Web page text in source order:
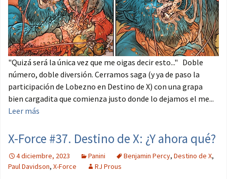
"Quizá será la única vez que me oigas decir esto..." Doble
número, doble diversión. Cerramos saga (y ya de paso la
participación de Lobezno en Destino de X) con una grapa
bien cargadita que comienza justo donde lo dejamos el me...
Leer más
X-Force #37. Destino de X: ¿Y ahora qué?
4 diciembre, 2023 Panini Benjamin Percy, Destino de X,
Paul Davidson, X-Force RJ Prous